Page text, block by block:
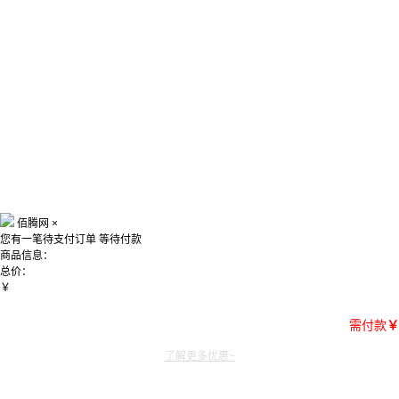
佰腾网 ×
您有一笔待支付订单 等待付款
商品信息：
总价：
￥
需付款￥
了解更多优惠~